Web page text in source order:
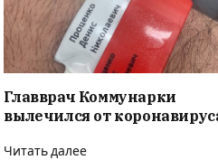
Главврач Коммунарки
вылечился от
Читать далее